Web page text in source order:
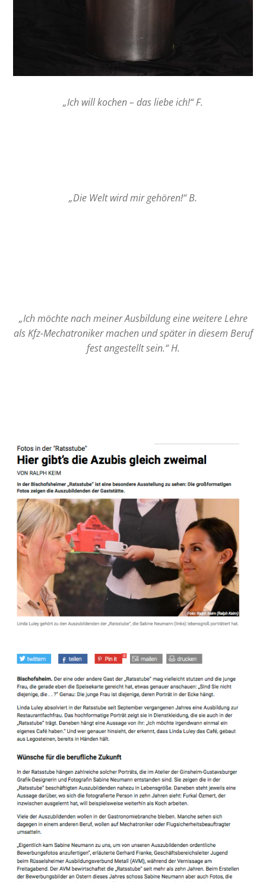
„Ich will kochen – das liebe ich!“ F.
„Die Welt wird mir gehören!“ B.
„Ich möchte nach meiner Ausbildung eine weitere Lehre
als Kfz-Mechatroniker machen und später in diesem Beruf
fest angestellt sein.“ H.